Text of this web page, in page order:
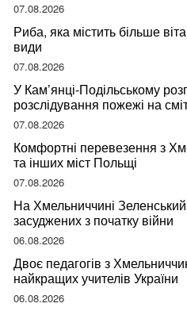
07.08.2026
Риба, яка містить більше
види
07.08.2026
У Кам’янці-Подільському
розслідування пожежі на
07.08.2026
Комфортні перевезення з
та інших міст Польщі
07.08.2026
На Хмельниччині
засуджених з початку війни
06.08.2026
Двоє педагогів з
найкращих учителів України
06.08.2026